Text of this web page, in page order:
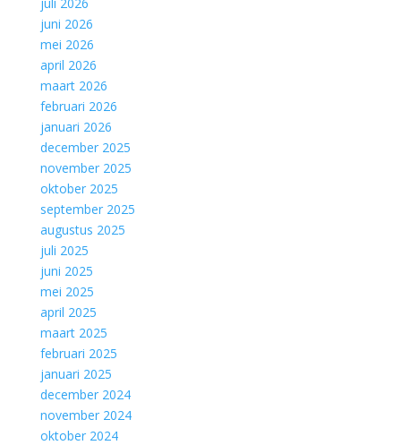
juni 2026
mei 2026
april 2026
maart 2026
februari 2026
januari 2026
december 2025
november 2025
oktober 2025
september 2025
augustus 2025
juli 2025
juni 2025
mei 2025
april 2025
maart 2025
februari 2025
januari 2025
december 2024
november 2024
oktober 2024